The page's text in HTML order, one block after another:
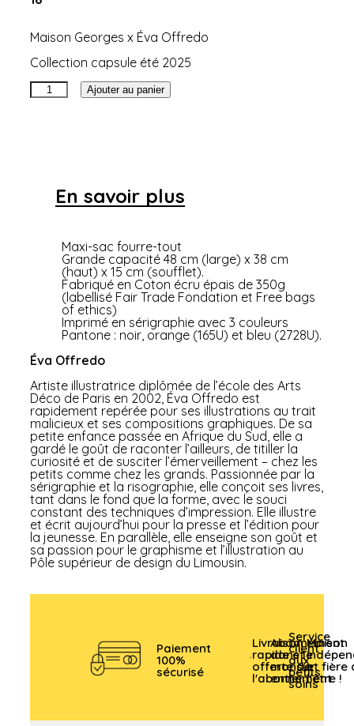
Maison Georges x Éva Offredo
Collection capsule été 2025
quantité
de
Ajouter au panier
En savoir plus
Maxi-sac fourre-tout
Grande capacité 48 cm (large) x 38 cm
(haut) x 15 cm (soufflet).
Fabriqué en Coton écru épais de 350g
(labellisé Fair Trade Fondation et Free bags
of ethics)
Imprimé en sérigraphie avec 3 couleurs
Pantone : noir, orange (165U) et bleu (2728U).
Éva Offredo
Artiste illustratrice diplômée de l’école des Arts
Déco de Paris en 2002, Éva Offredo est
rapidement repérée pour ses illustrations au trait
malicieux et ses compositions graphiques. De sa
petite enfance passée en Afrique du Sud, elle a
gardé le goût de raconter l’ailleurs, de titiller la
curiosité et de susciter l’émerveillement – chez les
petits comme chez les grands. Passionnée par la
sérigraphie et la risographie, elle conçoit ses livres,
tant dans le fond que la forme, avec le souci
constant des techniques d’impression. Elle illustre
et écrit aujourd’hui pour la presse et l’édition pour
la jeunesse. En parallèle, elle enseigne son goût et
sa passion pour le graphisme et l’illustration au
Pôle supérieur de design du Limousin.
Paiement
100%
sécurisé
Livraison
rapide et
offerte sur
l'abonnement
Abonnement
dans le
monde
entier
Service
client
aux
petits
soins
Maison
et fière
l'être !